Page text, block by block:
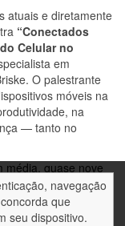
navegação
que
seu dispositivo.
atuais e diretamente
“Conectados
Celular no
em
O palestrante
móveis na
na
— tanto no
média, quase nove
que, embora a
desmedido pode
além de